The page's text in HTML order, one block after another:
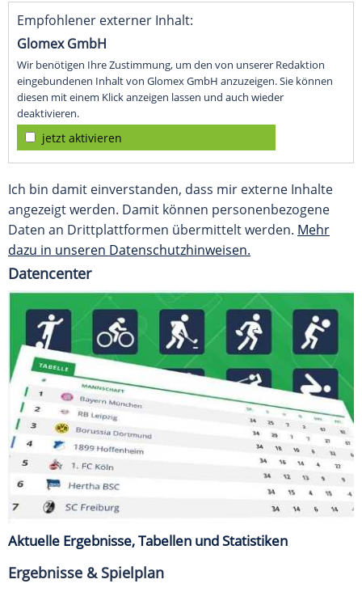
Empfohlener externer Inhalt:
Glomex GmbH
Wir benötigen Ihre Zustimmung, um den von unserer Redaktion
eingebundenen Inhalt von Glomex GmbH anzuzeigen. Sie können
diesen mit einem Klick anzeigen lassen und auch wieder
deaktivieren.
jetzt aktivieren
Ich bin damit einverstanden, dass mir externe Inhalte
angezeigt werden. Damit können personenbezogene
Daten an Drittplattformen übermittelt werden. Mehr
dazu in unseren Datenschutzhinweisen.
Datencenter
Aktuelle Ergebnisse, Tabellen und Statistiken
Ergebnisse & Spielplan